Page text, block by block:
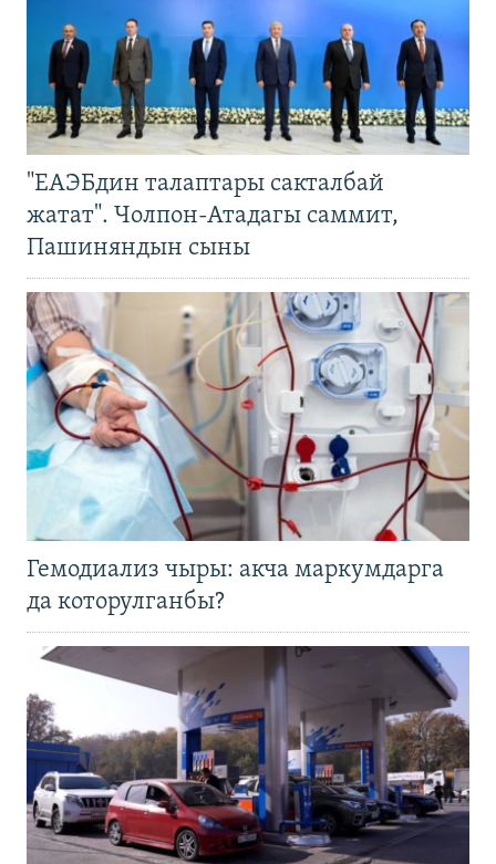
"ЕАЭБдин талаптары сакталбай
жатат". Чолпон-Атадагы саммит,
Пашиняндын сыны
Гемодиализ чыры: акча маркумдарга
да которулганбы?